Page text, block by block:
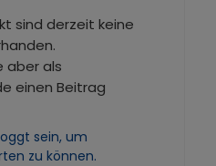
sind derzeit keine
aber als
einen Beitrag
sein, um
zu können.